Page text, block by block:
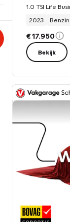
2023
€ 17.950
Bekijk